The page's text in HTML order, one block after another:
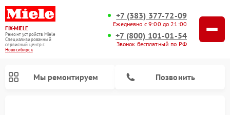
FIX-MIELE
Ремонт устройств Miele
Специализированный
cервисный центр г.
Новосибирск
+7 (383) 377-72-09
Ежедневно с 9:00 до 21:00
+7 (800) 101-01-54
Звонок бесплатный по РФ
Мы ремонтируем Позвонить